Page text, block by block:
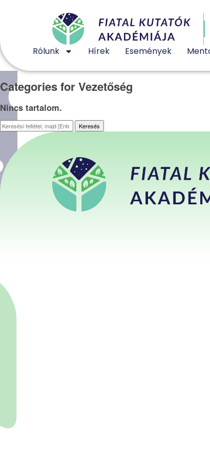
Rólunk Hírek Események
Categories for Vezetőség
Nincs tartalom.
Keresés